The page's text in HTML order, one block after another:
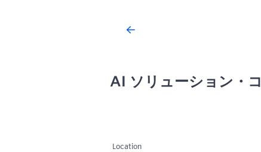
AI ソリューション・
Location